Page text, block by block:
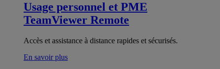
Usage personnel et PME
TeamViewer Remote
Accès et assistance à distance rapides et sécurisés.
En savoir plus